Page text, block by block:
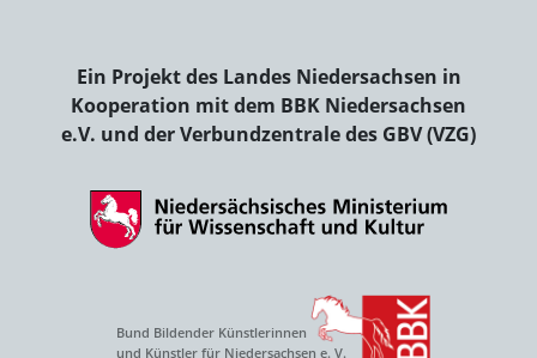
Ein Projekt des Landes Niedersachsen in
Kooperation mit dem BBK Niedersachsen
e.V. und der Verbundzentrale des GBV (VZG)
Bund Bildender Künstlerinnen
und Künstler für Niedersachsen e. V.